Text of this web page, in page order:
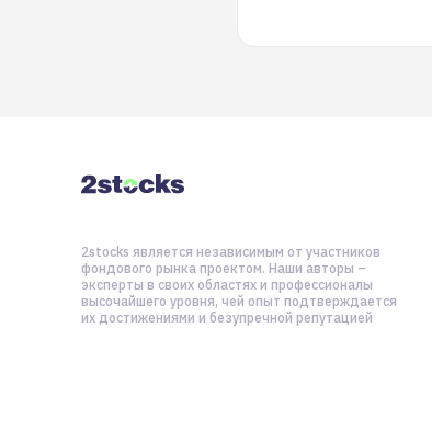
2stocks является независимым от участников
фондового рынка проектом. Наши авторы –
эксперты в своих областях и профессионалы
высочайшего уровня, чей опыт подтверждается
их достижениями и безупречной репутацией